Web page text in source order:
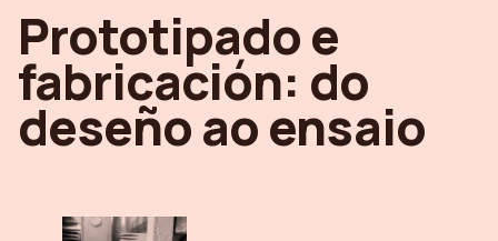
Prototipado e
fabricación: do
deseño ao ensaio